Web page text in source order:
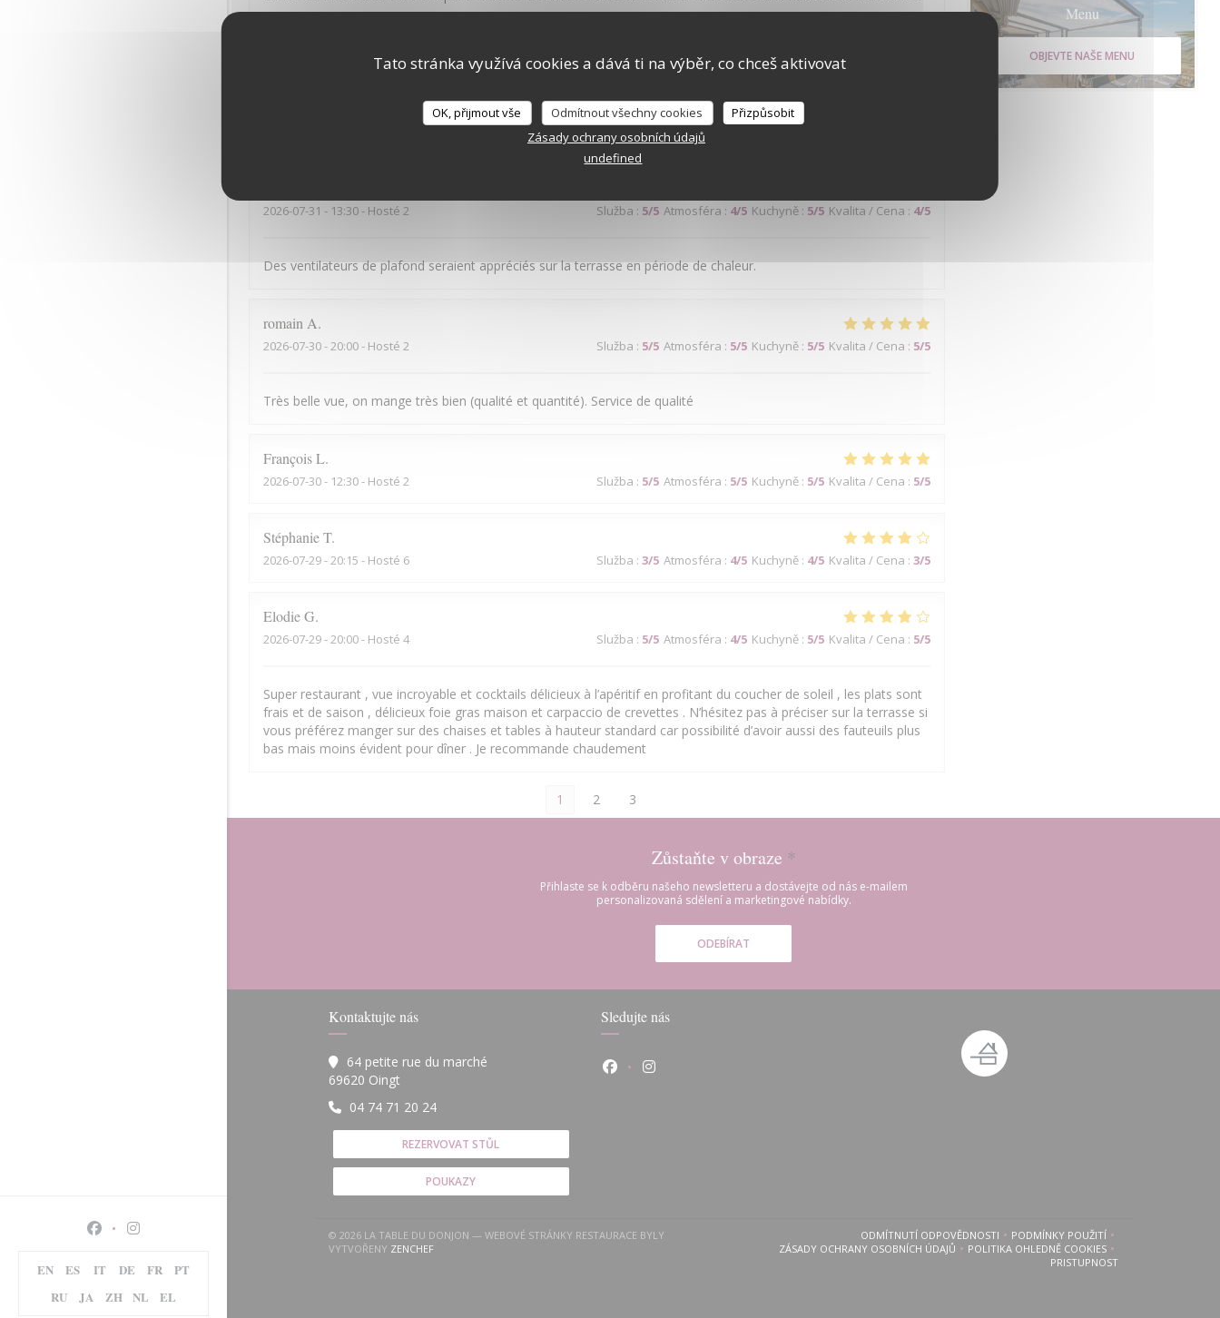
Tato stránka využívá cookies a dává ti na výběr, co chceš aktivovat
OK, přijmout vše Odmítnout všechny cookies
Přizpůsobit
Zásady ochrany osobních údajů
undefined
Facebook ((otevře se v novém okně))
Instagram ((otevře se v novém okně))
EN ES IT DE FR
PT
RU
JA ZH NL EL
Atmosféra Kuchyně
Bonne cuisine mais service médiocre
2026-07-31 - 13:30 - Hosté 2 Služba : 5/5 Atmosféra : 4/5 Kuchyně: 5/5 Kvalita / Cena : 4/5
Des ventilateurs de plafond seraient appréciés sur la terrasse en période de chaleur.
romain A
2026-07-30- 20:00 - Hosté 2 Služba : 5/5 Atmosféra : 5/5 Kuchyně: 5/5 Kvalita / Cena : 5/5
Très belle vue, on mange très bien (qualité et quantité). Service de qualité
FrançoisL
2026-07-30- 12:30 - Hosté 2 Služba : 5/5 Atmosféra : 5/5 Kuchyně: 5/5 Kvalita / Cena : 5/5
StéphanieT
2026-07-29- 20:15 - Hosté 6 Služba : 3/5 Atmosféra : 4/5 Kuchyně: 4/5 Kvalita / Cena : 3/5
ElodieG
2026-07-29- 20:00 - Hosté 4 Služba : 5/5 Atmosféra : 4/5 Kuchyně: 5/5 Kvalita / Cena : 5/5
Super restaurant , vue incroyable et cocktails délicieux à l’apéritif en profitant du coucher de soleil , les plats sont
frais et de saison , délicieux foie gras maison et carpaccio de crevettes . N’hésitez pas à préciser sur la terrasse si
vous préférez manger sur des chaises et tables à hauteur standard car possibilité d’avoir aussi des fauteuils plus
bas mais moins évident pour dîner . Je recommande chaudement
1 2 3
Menu
OBJEVTE NAŠE MENU
Zůstaňte v obraze *
Přihlaste se k odběru našeho newsletteru a dostávejte od nás e-mailem
personalizovaná sdělení a marketingové nabídky.
ODEBÍRAT
Kontaktujte nás
64 petite rue du marché
69620 Oingt
04 74 71 20 24
REZERVOVAT STŮL
POUKAZY
Sledujte nás
Facebook ((otevře se v novém okně))
Instagram ((otevře se v novém okně))
© 2026 LA TABLE DU DONJON — WEBOVÉ STRÁNKY RESTAURACE BYLY
VYTVOŘENY ZENCHEF((OTEVŘE SE V NOVÉM OKNĚ))
ODMÍTNUTÍ ODPOVĚDNOSTI((OTEVŘE SE V NOVÉM OKNĚ))
PODMÍNKY POUŽITÍ((OTEVŘE SE V NOVÉM OKNĚ))
ZÁSADY OCHRANY OSOBNÍCH ÚDAJŮ
((OTEVŘE SE V NOVÉM OKNĚ))POLITIKA OHLEDNĚ COOKIES((OTEVŘE SE V NOVÉM OKNĚ))
PRISTUPNOST((OTEVŘE SE V NOVÉM